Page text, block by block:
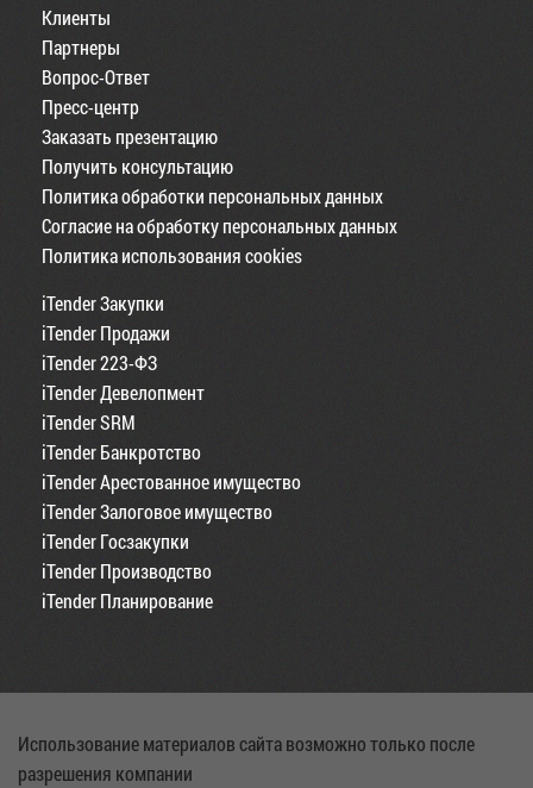
Клиенты
Партнеры
Вопрос-Ответ
Пресс-центр
Заказать презентацию
Получить консультацию
Политика обработки персональных данных
Согласие на обработку персональных данных
Политика использования cookies
iTender Закупки
iTender Продажи
iTender 223-ФЗ
iTender Девелопмент
iTender SRM
iTender Банкротство
iTender Арестованное имущество
iTender Залоговое имущество
iTender Госзакупки
iTender Производство
iTender Планирование
Использование материалов сайта возможно только после
разрешения компании